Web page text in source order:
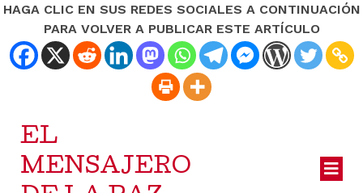
HAGA CLIC EN SUS REDES SOCIALES A CONTINUACIÓN
PARA VOLVER A PUBLICAR ESTE ARTÍCULO
EL
MENSAJERO